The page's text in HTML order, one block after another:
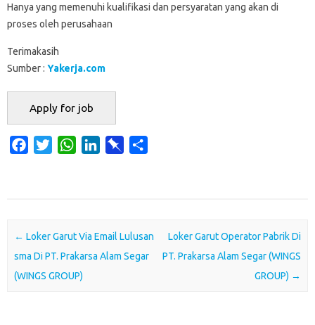
Hanya yang memenuhi kualifikasi dan persyaratan yang akan di
proses oleh perusahaan
Terimakasih
Sumber : Yakerja.com
o
o
k
e
r
W
A
p
p
d
I
a
r
Post navigation
← Loker Garut Via Email Lulusan
sma Di PT. Prakarsa Alam Segar
(WINGS GROUP)
Loker Garut Operator Pabrik Di
PT. Prakarsa Alam Segar (WINGS
GROUP) →